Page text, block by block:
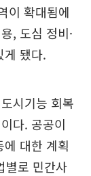
이 확대됨에
, 도심 정비·
게 됐다.
시기능 회복
다. 공공이
에 대한 계획
별로 민간사